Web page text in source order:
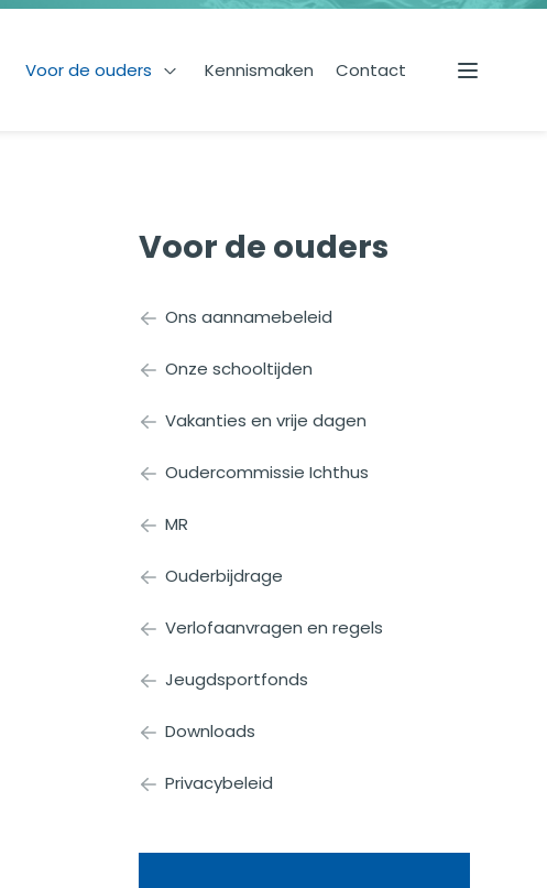
Open Ons onderwijs
Voor de ouders
Open Voor de ouders
Kennismaken Contact
Menu
Voor de ouders
Ons aannamebeleid
Onze schooltijden
Vakanties en vrije dagen
Oudercommissie Ichthus
MR
Ouderbijdrage
Verlofaanvragen en regels
Jeugdsportfonds
Downloads
Privacybeleid